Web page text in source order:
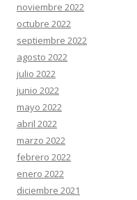
noviembre 2022
octubre 2022
septiembre 2022
agosto 2022
julio 2022
junio 2022
mayo 2022
abril 2022
marzo 2022
febrero 2022
enero 2022
diciembre 2021